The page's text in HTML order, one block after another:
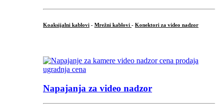
Koaksijalni kablovi - Mrežni kablovi - Konektori za video nadzor
Napajanja za video nadzor